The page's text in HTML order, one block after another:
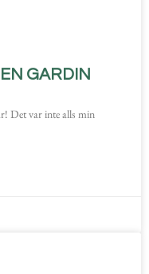
GARDIN
Det var inte alls min